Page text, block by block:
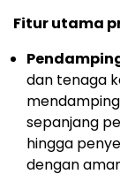
Fitur utama
dan tenaga
sepanjang
hingga
dengan